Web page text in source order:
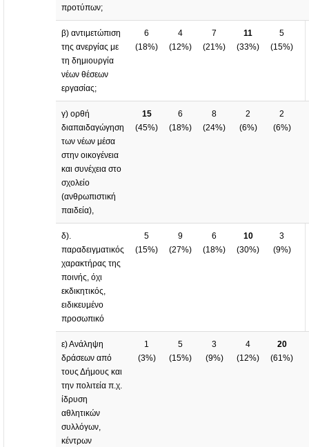
προτύπων;
β) αντιμετώπιση
της ανεργίας με
τη δημιουργία
νέων θέσεων
εργασίας;
6
(18%)
4
(12%)
7
(21%)
11
(33%)
5
(15%)
γ) ορθή
διαπαιδαγώγηση
των νέων μέσα
στην οικογένεια
και συνέχεια στο
σχολείο
(ανθρωπιστική
παιδεία),
15
(45%)
6
(18%)
8
(24%)
2
(6%)
2
(6%)
δ).
παραδειγματικός
χαρακτήρας της
ποινής, όχι
εκδικητικός,
ειδικευμένο
προσωπικό
5
(15%)
9
(27%)
6
(18%)
10
(30%)
3
(9%)
ε) Ανάληψη
δράσεων από
τους Δήμους και
την πολιτεία π.χ.
ίδρυση
αθλητικών
συλλόγων,
κέντρων
1
(3%)
5
(15%)
3
(9%)
4
(12%)
20
(61%)